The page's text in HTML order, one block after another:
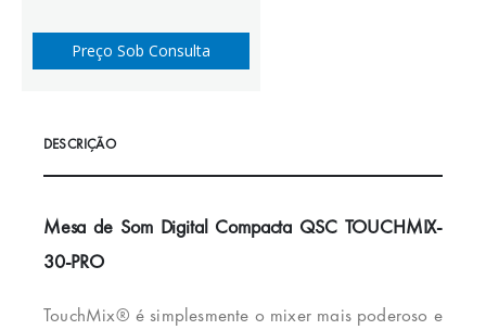
Preço Sob Consulta
DESCRIÇÃO
Mesa de Som Digital Compacta QSC TOUCHMIX-
30-PRO
TouchMix® é simplesmente o mixer mais poderoso e